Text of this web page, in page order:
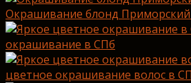
Окрашивание блонд
окрашивание в СПб
цветное окрашивание волос в